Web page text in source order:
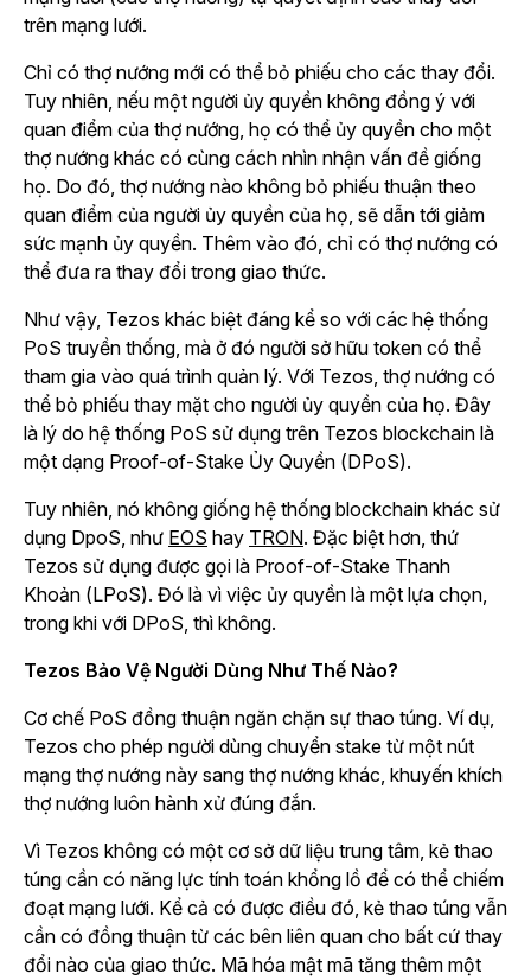
trên mạng lưới.
Chỉ có thợ nướng mới có thể bỏ phiếu cho các thay đổi.
Tuy nhiên, nếu một người ủy quyền không đồng ý với
quan điểm của thợ nướng, họ có thể ủy quyền cho một
thợ nướng khác có cùng cách nhìn nhận vấn đề giống
họ. Do đó, thợ nướng nào không bỏ phiếu thuận theo
quan điểm của người ủy quyền của họ, sẽ dẫn tới giảm
sức mạnh ủy quyền. Thêm vào đó, chỉ có thợ nướng có
thể đưa ra thay đổi trong giao thức.
Như vậy, Tezos khác biệt đáng kể so với các hệ thống
PoS truyền thống, mà ở đó người sở hữu token có thể
tham gia vào quá trình quản lý. Với Tezos, thợ nướng có
thể bỏ phiếu thay mặt cho người ủy quyền của họ. Đây
là lý do hệ thống PoS sử dụng trên Tezos blockchain là
một dạng Proof-of-Stake Ủy Quyền (DPoS).
Tuy nhiên, nó không giống hệ thống blockchain khác sử
dụng DpoS, như EOS hay TRON. Đặc biệt hơn, thứ
Tezos sử dụng được gọi là Proof-of-Stake Thanh
Khoản (LPoS). Đó là vì việc ủy quyền là một lựa chọn,
trong khi với DPoS, thì không.
Tezos Bảo Vệ Người Dùng Như Thế Nào?
Cơ chế PoS đồng thuận ngăn chặn sự thao túng. Ví dụ,
Tezos cho phép người dùng chuyển stake từ một nút
mạng thợ nướng này sang thợ nướng khác, khuyến khích
thợ nướng luôn hành xử đúng đắn.
Vì Tezos không có một cơ sở dữ liệu trung tâm, kẻ thao
túng cần có năng lực tính toán khổng lồ để có thể chiếm
đoạt mạng lưới. Kể cả có được điều đó, kẻ thao túng vẫn
cần có đồng thuận từ các bên liên quan cho bất cứ thay
đổi nào của giao thức. Mã hóa mật mã tăng thêm một